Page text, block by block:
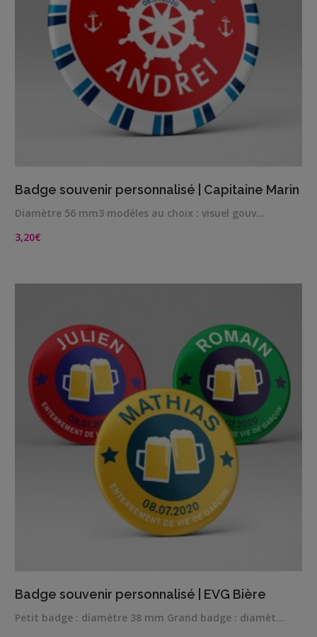
Badge souvenir personnalisé | Capitaine Marin
Diamètre 56 mm3 modèles au choix : visuel gouv…
3,20€
Badge souvenir personnalisé | EVG Bière
Petit badge : diamètre 38 mm Grand badge : diamèt…